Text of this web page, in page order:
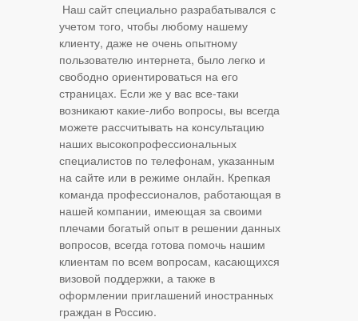
Наш сайт специально разрабатывался с
учетом того, чтобы любому нашему
клиенту, даже не очень опытному
пользователю интернета, было легко и
свободно ориентироваться на его
страницах. Если же у вас все-таки
возникают какие-либо вопросы, вы всегда
можете рассчитывать на консультацию
наших высокопрофессиональных
специалистов по телефонам, указанным
на сайте или в режиме онлайн. Крепкая
команда профессионалов, работающая в
нашей компании, имеющая за своими
плечами богатый опыт в решении данных
вопросов, всегда готова помочь нашим
клиентам по всем вопросам, касающихся
визовой поддержки, а также в
оформлении приглашений иностранных
граждан в Россию.